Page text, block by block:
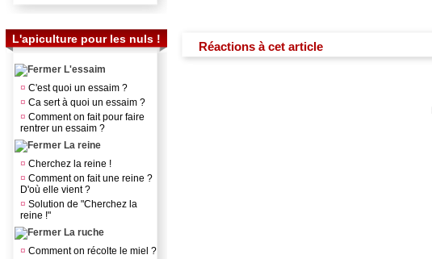
L'apiculture pour les nuls !
L'essaim
¤ C'est quoi un essaim ?
¤ Ca sert à quoi un essaim ?
¤ Comment on fait pour faire
rentrer un essaim ?
La reine
¤ Cherchez la reine !
¤ Comment on fait une reine ?
D'où elle vient ?
¤ Solution de "Cherchez la
reine !"
La ruche
¤ Comment on récolte le miel ?
Réactions à cet article